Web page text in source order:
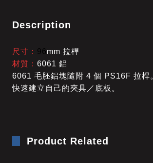
Description
尺寸： 96mm 拉桿
材質：6061 鋁
6061 毛胚鋁塊隨附 4 個 PS16F 拉桿
快速建立自己的夾具／底板。
Product Related